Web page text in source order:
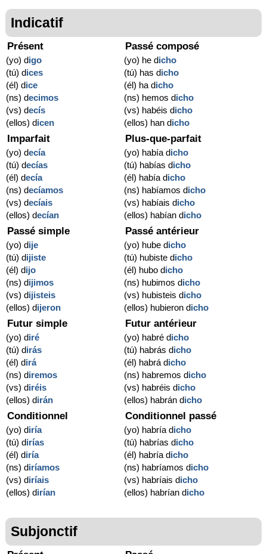
Indicatif
Présent
(yo) digo
(tú) dices
(él) dice
(ns) decimos
(vs) decís
(ellos) dicen
Passé composé
(yo) he dicho
(tú) has dicho
(él) ha dicho
(ns) hemos dicho
(vs) habéis dicho
(ellos) han dicho
Imparfait
(yo) decía
(tú) decías
(él) decía
(ns) decíamos
(vs) decíais
(ellos) decían
Plus-que-parfait
(yo) había dicho
(tú) habías dicho
(él) había dicho
(ns) habíamos dicho
(vs) habíais dicho
(ellos) habían dicho
Passé simple
(yo) dije
(tú) dijiste
(él) dijo
(ns) dijimos
(vs) dijisteis
(ellos) dijeron
Passé antérieur
(yo) hube dicho
(tú) hubiste dicho
(él) hubo dicho
(ns) hubimos dicho
(vs) hubisteis dicho
(ellos) hubieron dicho
Futur simple
(yo) diré
(tú) dirás
(él) dirá
(ns) diremos
(vs) diréis
(ellos) dirán
Futur antérieur
(yo) habré dicho
(tú) habrás dicho
(él) habrá dicho
(ns) habremos dicho
(vs) habréis dicho
(ellos) habrán dicho
Conditionnel
(yo) diría
(tú) dirías
(él) diría
(ns) diríamos
(vs) diríais
(ellos) dirían
Conditionnel passé
(yo) habría dicho
(tú) habrías dicho
(él) habría dicho
(ns) habríamos dicho
(vs) habríais dicho
(ellos) habrían dicho
Subjonctif